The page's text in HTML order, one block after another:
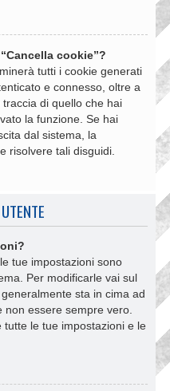
cookie”?
tutti i cookie generati
e connesso, oltre a
di quello che hai
la funzione. Se hai
dal sistema, la
risolvere tali disguidi.
tue impostazioni sono
Per modificarle vai sul
sta in cima ad
non essere sempre vero.
le tue impostazioni e le